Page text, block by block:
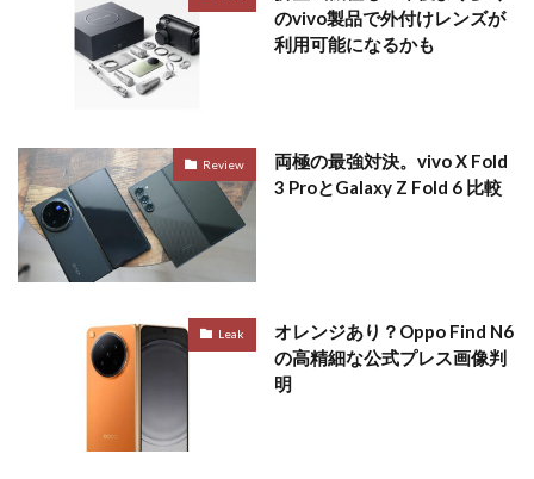
のvivo製品で外付けレンズが
利用可能になるかも
Review
両極の最強対決。vivo X Fold
3 ProとGalaxy Z Fold 6 比較
Leak
オレンジあり？Oppo Find N6
の高精細な公式プレス画像判
明